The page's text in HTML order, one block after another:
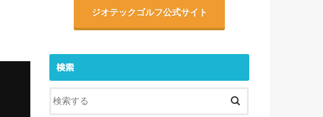
ジオテックゴルフ公式サイト
検索